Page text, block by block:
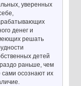
уверенных
денег и
решать
детей
раньше, чем
сами осознают их